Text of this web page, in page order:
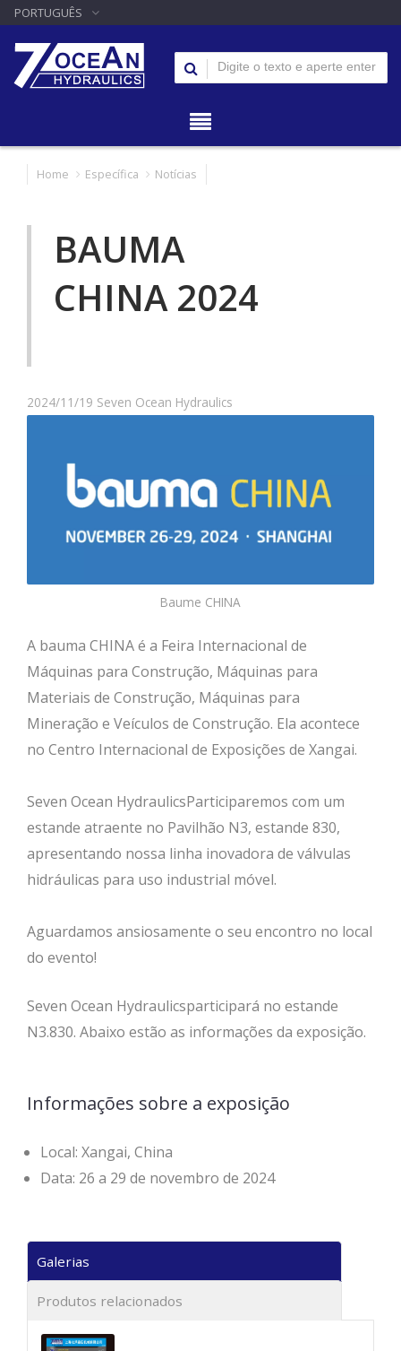
PORTUGUÊS
Home Específica Notícias
BAUMA
CHINA 2024
2024/11/19 Seven Ocean Hydraulics
Baume CHINA
A bauma CHINA é a Feira Internacional de
Máquinas para Construção, Máquinas para
Materiais de Construção, Máquinas para
Mineração e Veículos de Construção. Ela acontece
no Centro Internacional de Exposições de Xangai.
Seven Ocean HydraulicsParticiparemos com um
estande atraente no Pavilhão N3, estande 830,
apresentando nossa linha inovadora de válvulas
hidráulicas para uso industrial móvel.
Aguardamos ansiosamente o seu encontro no local
do evento!
Seven Ocean Hydraulicsparticipará no estande
N3.830. Abaixo estão as informações da exposição.
Informações sobre a exposição
Local: Xangai, China
Data: 26 a 29 de novembro de 2024
Galerias
Produtos relacionados